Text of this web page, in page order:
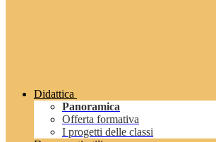
Didattica
Panoramica
Offerta formativa
I progetti delle classi